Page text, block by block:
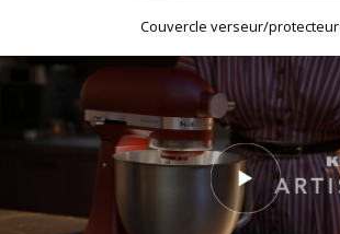
Couvercle verseur/protecteur